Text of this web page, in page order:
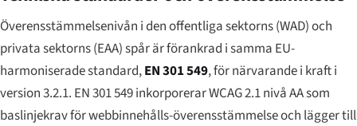
Överensstämmelsenivån i den offentliga sektorns (WAD) och
privata sektorns (EAA) spår är förankrad i samma EU-
harmoniserade standard,EN 301 549, för närvarande i kraft i
version 3.2.1. EN 301 549 inkorporerar WCAG 2.1 nivå AA som
baslinjekrav för webbinnehålls-överensstämmelse och lägger till